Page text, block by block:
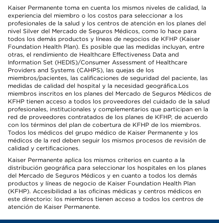
Kaiser Permanente toma en cuenta los mismos niveles de calidad, la
experiencia del miembro o los costos para seleccionar a los
profesionales de la salud y los centros de atención en los planes del
nivel Silver del Mercado de Seguros Médicos, como lo hace para
todos los demás productos y líneas de negocios de KFHP (Kaiser
Foundation Health Plan). Es posible que las medidas incluyan, entre
otras, el rendimiento de Healthcare Effectiveness Data and
Information Set (HEDIS)/Consumer Assessment of Healthcare
Providers and Systems (CAHPS), las quejas de los
miembros/pacientes, las calificaciones de seguridad del paciente, las
medidas de calidad del hospital y la necesidad geográfica.Los
miembros inscritos en los planes del Mercado de Seguros Médicos de
KFHP tienen acceso a todos los proveedores del cuidado de la salud
profesionales, institucionales y complementarios que participan en la
red de proveedores contratados de los planes de KFHP, de acuerdo
con los términos del plan de cobertura de KFHP de los miembros.
Todos los médicos del grupo médico de Kaiser Permanente y los
médicos de la red deben seguir los mismos procesos de revisión de
calidad y certificaciones.
Kaiser Permanente aplica los mismos criterios en cuanto a la
distribución geográfica para seleccionar los hospitales en los planes
del Mercado de Seguros Médicos y en cuanto a todos los demás
productos y líneas de negocio de Kaiser Foundation Health Plan
(KFHP). Accesibilidad a las oficinas médicas y centros médicos en
este directorio: los miembros tienen acceso a todos los centros de
atención de Kaiser Permanente.